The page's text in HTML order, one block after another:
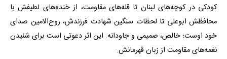
کودکی در کوچه‌های لبنان تا قله‌های مقاومت، از خنده‌های لطیفش با
محافظش ابوعلی تا لحظات سنگین شهادت فرزندش، روح‌الامین صدای
خود اوست؛ خالص، صمیمی و جاودانه. این اثر دعوتی است برای شنیدن
نغمه‌های مقاومت از زبان قهرمانش.